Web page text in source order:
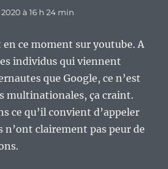
à 16 h 24 min
ce moment sur youtube. A
individus qui viennent
que Google, ce n’est
multinationales, ça craint.
ce qu’il convient d’appeler
n’ont clairement pas peur de